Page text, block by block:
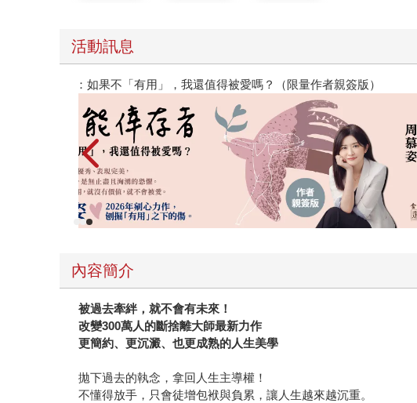
活動訊息
2026年8月金石堂強力推薦
內容簡介
被過去牽絆，就不會有未來！
改變300萬人的斷捨離大師最新力作
更簡約、更沉澱、也更成熟的人生美學
拋下過去的執念，拿回人生主導權！
不懂得放手，只會徒增包袱與負累，讓人生越來越沉重。